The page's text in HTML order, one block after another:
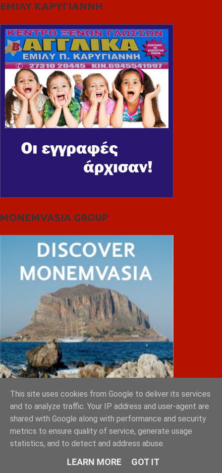
ΕΜΙΛΥ ΚΑΡΥΓΙΑΝΝΗ
MONEMVASIA GROUP
IATRIKOS.gr
50ο Διεθνές Συνέδριο Ηλεκτροκαρδιολογίας
This site uses cookies from Google to deliver its services
and to analyze traffic. Your IP address and user-agent are
shared with Google along with performance and security
metrics to ensure quality of service, generate usage
statistics, and to detect and address abuse.
LEARN MORE GOT IT